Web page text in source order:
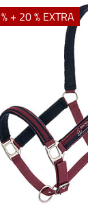
+ 20 % EXTRA